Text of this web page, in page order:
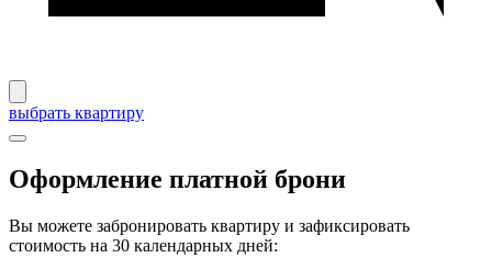
выбрать квартиру
Оформление платной брони
Вы можете забронировать квартиру и зафиксировать
стоимость на 30 календарных дней: